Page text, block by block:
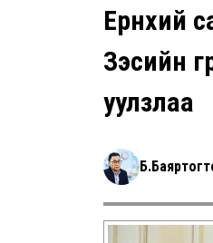
Ерөнхий
Зэсийн
уулзлаа